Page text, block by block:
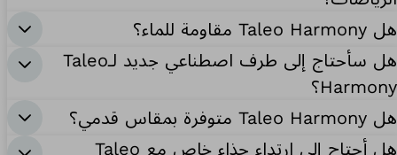
هل Taleo Harmony مقاومة للماء؟
هل سأحتاج إلى طرف اصطناعي جديد لـTaleo
Harmony؟
هل Taleo Harmony متوفرة بمقاس قدمي؟
هل أحتاج إلى ارتداء حذاء خاص مع Taleo